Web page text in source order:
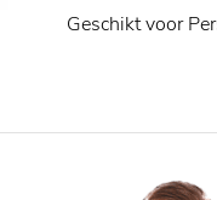
Geschikt voor